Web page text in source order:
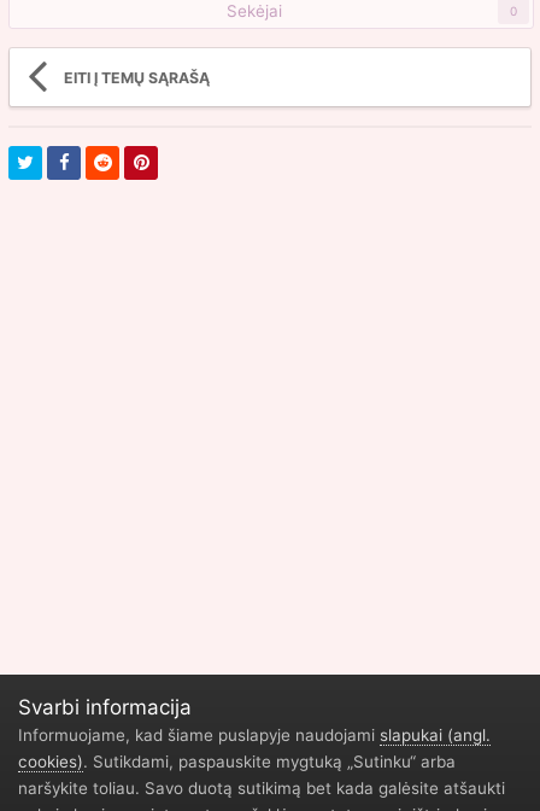
Sekėjai 0
EITI Į TEMŲ SĄRAŠĄ
Privatumo politika Geliu parduotuve Vilnius
Durų restauravimas
Svarbi informacija
Informuojame, kad šiame puslapyje naudojami slapukai (angl.
cookies). Sutikdami, paspauskite mygtuką „Sutinku“ arba
naršykite toliau. Savo duotą sutikimą bet kada galėsite atšaukti